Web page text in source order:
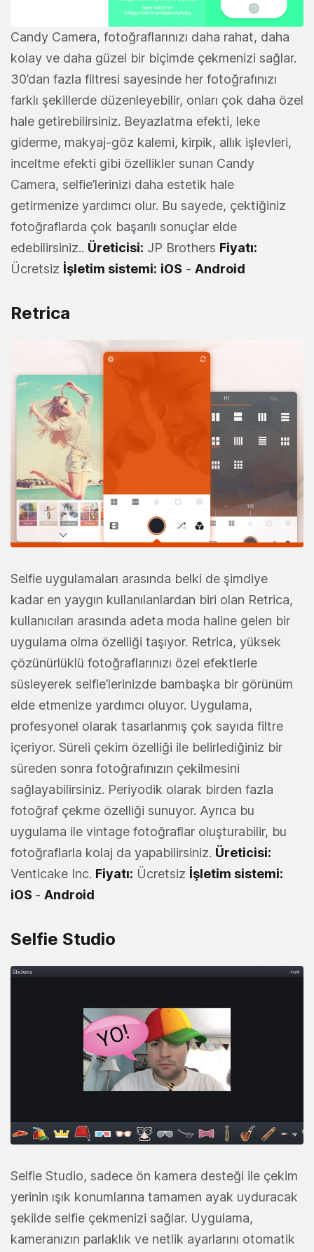
Candy Camera, fotoğraflarınızı daha rahat, daha
kolay ve daha güzel bir biçimde çekmenizi sağlar.
30’dan fazla filtresi sayesinde her fotoğrafınızı
farklı şekillerde düzenleyebilir, onları çok daha özel
hale getirebilirsiniz. Beyazlatma efekti, leke
giderme, makyaj-göz kalemi, kirpik, allık işlevleri,
inceltme efekti gibi özellikler sunan Candy
Camera, selfie’lerinizi daha estetik hale
getirmenize yardımcı olur. Bu sayede, çektiğiniz
fotoğraflarda çok başarılı sonuçlar elde
edebilirsiniz.. Üreticisi: JP Brothers Fiyatı:
Ücretsiz İşletim sistemi: iOS - Android
Retrica
Selfie uygulamaları arasında belki de şimdiye
kadar en yaygın kullanılanlardan biri olan Retrica,
kullanıcıları arasında adeta moda haline gelen bir
uygulama olma özelliği taşıyor. Retrica, yüksek
çözünürlüklü fotoğraflarınızı özel efektlerle
süsleyerek selfie’lerinizde bambaşka bir görünüm
elde etmenize yardımcı oluyor. Uygulama,
profesyonel olarak tasarlanmış çok sayıda filtre
içeriyor. Süreli çekim özelliği ile belirlediğiniz bir
süreden sonra fotoğrafınızın çekilmesini
sağlayabilirsiniz. Periyodik olarak birden fazla
fotoğraf çekme özelliği sunuyor. Ayrıca bu
uygulama ile vintage fotoğraflar oluşturabilir, bu
fotoğraflarla kolaj da yapabilirsiniz. Üreticisi:
Venticake Inc. Fiyatı: Ücretsiz İşletim sistemi:
iOS - Android
Selfie Studio
Selfie Studio, sadece ön kamera desteği ile çekim
yerinin ışık konumlarına tamamen ayak uyduracak
şekilde selfie çekmenizi sağlar. Uygulama,
kameranızın parlaklık ve netlik ayarlarını otomatik